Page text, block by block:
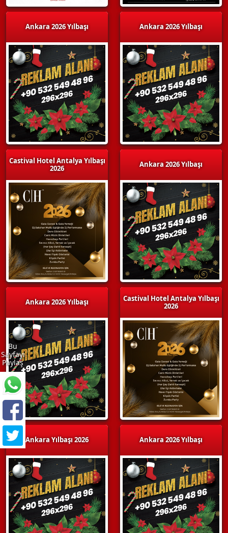
Ankara 2026 Yılbaşı
Castival Hotel Antalya Yılbaşı
2026
Ankara 2026 Yılbaşı
Ankara Yılbaşı 2026
Ankara 2026 Yılbaşı
Ankara 2026 Yılbaşı
Castival Hotel Antalya Yılbaşı
2026
Ankara 2026 Yılbaşı
Bu
Sayfayı
Paylaş